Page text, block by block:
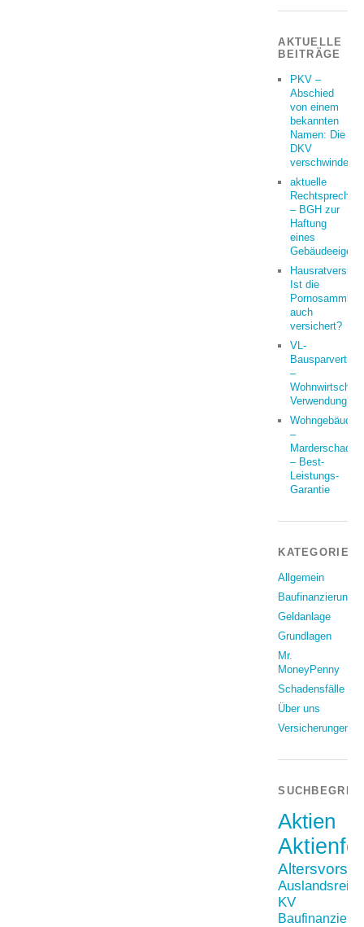
AKTUELLE
BEITRÄGE
PKV –
Abschied
von einem
bekannten
Namen: Die
DKV
verschwindet
aktuelle
– BGH zur
Haftung
eines
Ist die
auch
versichert?
VL-
Bausparvertrag
–
Verwendung?
Wohngebäude
–
Marderschaden
– Best-
Leistungs-
Garantie
KATEGORIEN
Allgemein
Baufinanzierung
Geldanlage
Grundlagen
Mr.
MoneyPenny
Schadensfälle
Über uns
Versicherungen
Aktien
Auslandsreise
KV